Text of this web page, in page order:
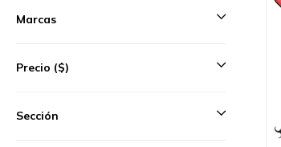
Marcas
Precio ($)
Sección